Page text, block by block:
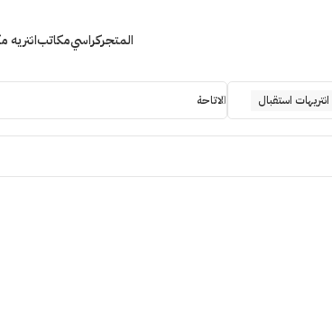
المتجركراسيمكاتبانتريه
انتريهات استقبال الاتاحة